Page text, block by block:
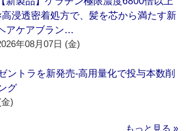
高浸透密着処方で、髪を芯から満たす新
アケアブラン…
年08月07日 (金)
ントラを新発売‐高用量化で投与本数削
グ
)
もっと見る »